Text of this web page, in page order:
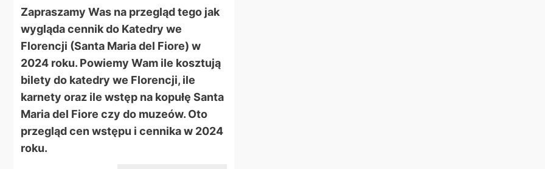
Zapraszamy Was na przegląd tego jak
wygląda cennik do Katedry we
Florencji (Santa Maria del Fiore) w
2024 roku. Powiemy Wam ile kosztują
bilety do katedry we Florencji, ile
karnety oraz ile wstęp na kopułę Santa
Maria del Fiore czy do muzeów. Oto
przegląd cen wstępu i cennika w 2024
roku.